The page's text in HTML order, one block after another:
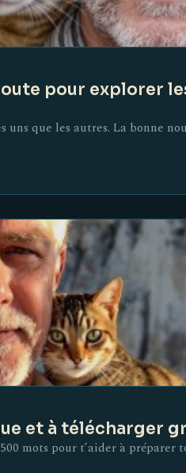
pour explorer
que les autres. La bonne
et à télécharger
mots pour t’aider à préparer